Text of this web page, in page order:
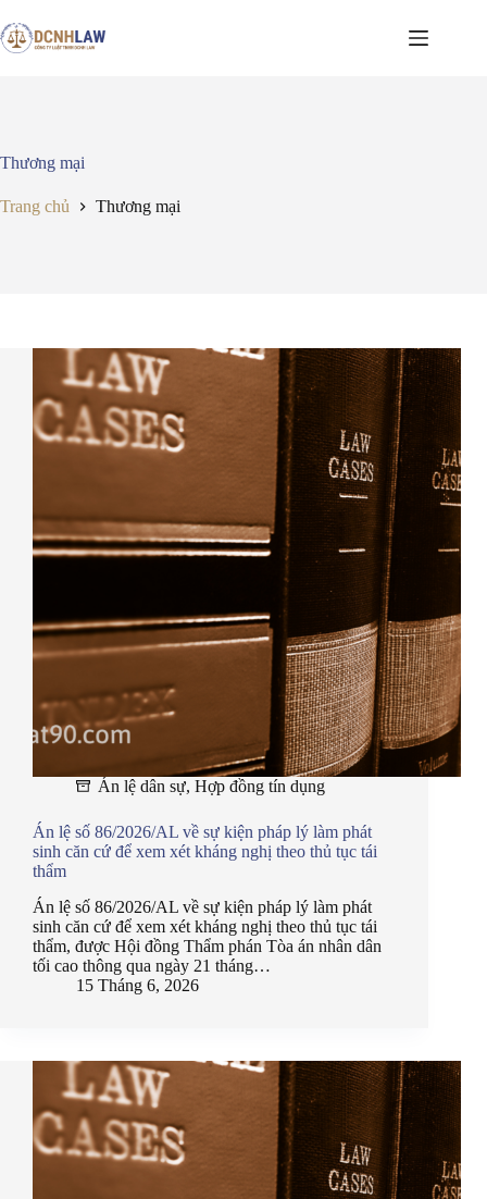
đến
phần
Thương mại
Trang chủ Thương mại
Án lệ dân sự, Hợp đồng tín dụng
Án lệ số 86/2026/AL về sự kiện pháp lý làm phát
sinh căn cứ để xem xét kháng nghị theo thủ tục tái
thẩm
Án lệ số 86/2026/AL về sự kiện pháp lý làm phát
sinh căn cứ để xem xét kháng nghị theo thủ tục tái
thẩm, được Hội đồng Thẩm phán Tòa án nhân dân
tối cao thông qua ngày 21 tháng…
15 Tháng 6, 2026